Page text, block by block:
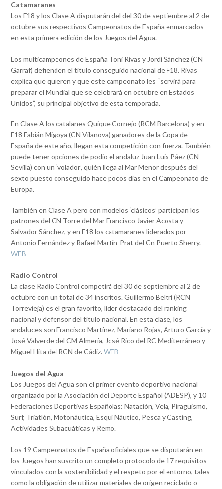
Catamaranes
Los F18 y los Clase A disputarán del del 30 de septiembre al 2 de
octubre sus respectivos Campeonatos de España enmarcados
en esta primera edición de los Juegos del Agua.
Los multicampeones de España Toni Rivas y Jordi Sánchez (CN
Garraf) defienden el título conseguido nacional de F18. Rivas
explica que quieren y que este campeonato les “servirá para
preparar el Mundial que se celebrará en octubre en Estados
Unidos”, su principal objetivo de esta temporada.
En Clase A los catalanes Quique Cornejo (RCM Barcelona) y en
F18 Fabián Migoya (CN Vilanova) ganadores de la Copa de
España de este año, llegan esta competición con fuerza. También
puede tener opciones de podio el andaluz Juan Luis Páez (CN
Sevilla) con un ‘volador’, quién llega al Mar Menor después del
sexto puesto conseguido hace pocos días en el Campeonato de
Europa.
También en Clase A pero con modelos ‘clásicos’ participan los
patrones del CN Torre del Mar Francisco Javier Acosta y
Salvador Sánchez, y en F18 los catamaranes liderados por
Antonio Fernández y Rafael Martín-Prat del Cn Puerto Sherry.
WEB
Radio Control
La clase Radio Control competirá del 30 de septiembre al 2 de
octubre con un total de 34 inscritos. Guillermo Beltri (RCN
Torrevieja) es el gran favorito, líder destacado del ranking
nacional y defensor del título nacional. En esta clase, los
andaluces son Francisco Martínez, Mariano Rojas, Arturo García y
José Valverde del CM Almería, José Rico del RC Mediterráneo y
Miguel Hita del RCN de Cádiz.WEB
Juegos del Agua
Los Juegos del Agua son el primer evento deportivo nacional
organizado por la Asociación del Deporte Español (ADESP), y 10
Federaciones Deportivas Españolas: Natación, Vela, Piragüismo,
Surf, Triatlón, Motonáutica, Esquí Náutico, Pesca y Casting,
Actividades Subacuáticas y Remo.
Los 19 Campeonatos de España oficiales que se disputarán en
los Juegos han suscrito un completo protocolo de 17 requisitos
vinculados con la sostenibilidad y el respeto por el entorno, tales
como la obligación de utilizar materiales de origen reciclado o